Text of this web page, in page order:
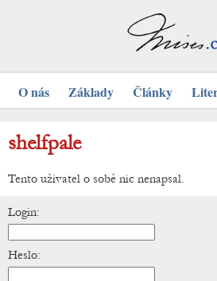
O nás Základy Články
shelfpale
Tento uživatel o sobě nic nenapsal.
Login:
Heslo: